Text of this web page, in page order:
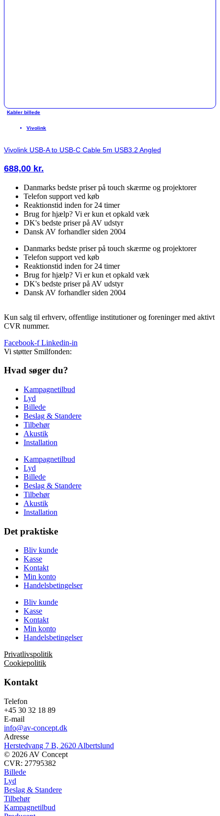
Kabler billede
Vivolink
Vivolink USB-A to USB-C Cable 5m USB3.2 Angled
688,00 kr.
Danmarks bedste priser på touch skærme og projektorer
Telefon support ved køb
Reaktionstid inden for 24 timer
Brug for hjælp? Vi er kun et opkald væk
DK's bedste priser på AV udstyr
Dansk AV forhandler siden 2004
Danmarks bedste priser på touch skærme og projektorer
Telefon support ved køb
Reaktionstid inden for 24 timer
Brug for hjælp? Vi er kun et opkald væk
DK's bedste priser på AV udstyr
Dansk AV forhandler siden 2004
Kun salg til erhverv, offentlige institutioner og foreninger med aktivt
CVR nummer.
Facebook-f Linkedin-in
Vi støtter Smilfonden:
Hvad søger du?
Kampagnetilbud
Lyd
Billede
Beslag & Standere
Tilbehør
Akustik
Installation
Kampagnetilbud
Lyd
Billede
Beslag & Standere
Tilbehør
Akustik
Installation
Det praktiske
Bliv kunde
Kasse
Kontakt
Min konto
Handelsbetingelser
Bliv kunde
Kasse
Kontakt
Min konto
Handelsbetingelser
Privatlivspolitik
Cookiepolitik
Kontakt
Telefon
+45 30 32 18 89
E-mail
info@av-concept.dk
Adresse
Herstedvang 7 B, 2620 Albertslund
© 2026 AV Concept
CVR: 27795382
Billede
Lyd
Beslag & Standere
Tilbehør
Kampagnetilbud